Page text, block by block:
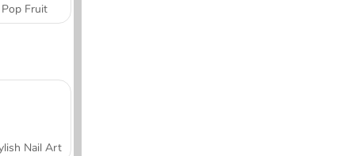
Pop Fruit
Nail Art